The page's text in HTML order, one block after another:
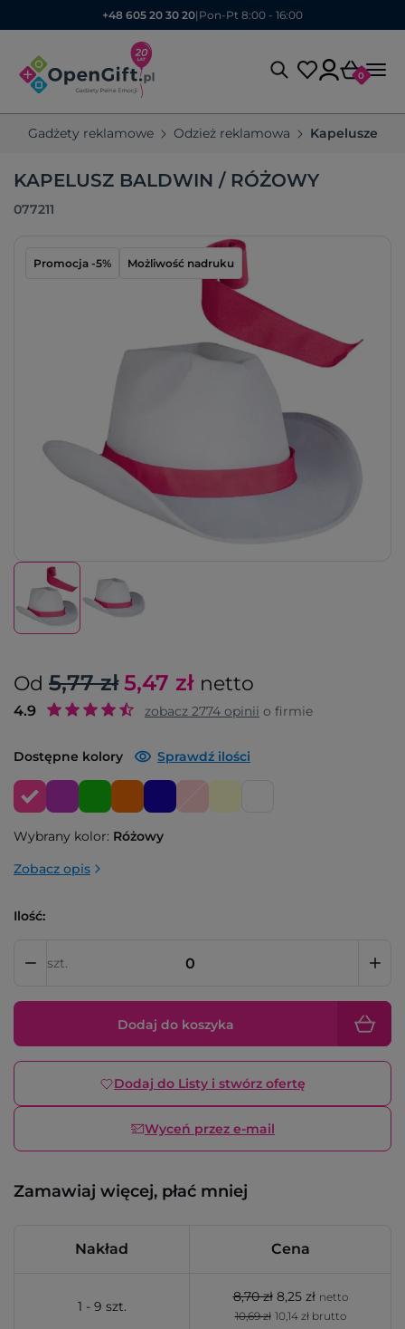
+48 605 20 30 20| Pon-Pt 8:00 - 16:00
0
Gadżety reklamowe Odzież reklamowa Kapelusze
KAPELUSZ BALDWIN / RÓŻOWY
077211
Promocja -5% Możliwość nadruku
Od 5,77 zł 5,47 zł netto
4.9 zobacz 2774 opinii o firmie
Dostępne kolory Sprawdź ilości
Wybrany kolor: Różowy
Zobacz opis
Ilość:
szt.
Dodaj do koszyka
Dodaj do Listy i stwórz ofertę
Wyceń przez e-mail
Zamawiaj więcej, płać mniej
Nakład Cena
1 - 9 szt.
8,70 zł 8,25 zł netto
10,69 zł 10,14 zł brutto